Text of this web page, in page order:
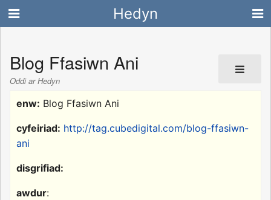
Hedyn
Blog Ffasiwn Ani
Oddi ar Hedyn
enw: Blog Ffasiwn Ani
cyfeiriad: http://tag.cubedigital.com/blog-ffasiwn-
ani
disgrifiad:
awdur: